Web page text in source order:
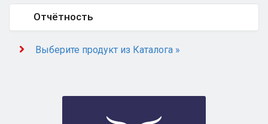
Отчётность
Выберите продукт из Каталога »